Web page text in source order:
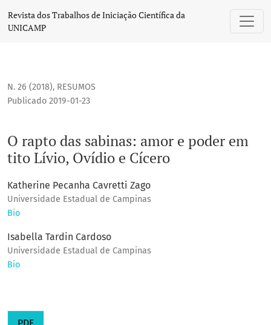
O rapto das sabinas: amor e poder em tito Lívio, Ovídio e
Revista dos Trabalhos de Iniciação Científica da
UNICAMP
N. 26 (2018), RESUMOS
O rapto das sabinas: amor e poder em
tito Lívio, Ovídio e Cícero
Publicado 2019-01-23
Katherine Pecanha Cavretti Zago
Universidade Estadual de Campinas
Bio
Isabella Tardin Cardoso
Universidade Estadual de Campinas
Bio